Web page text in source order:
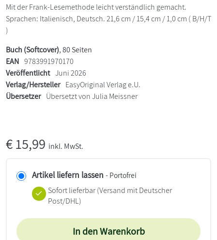
Mit der Frank-Lesemethode leicht verständlich gemacht.
Sprachen: Italienisch, Deutsch. 21,6 cm / 15,4 cm / 1,0 cm ( B/H/T
)
Buch (Softcover), 80 Seiten
EAN 9783991970170
Veröffentlicht Juni 2026
Verlag/Hersteller EasyOriginal Verlag e.U.
Übersetzer Übersetzt von Julia Meissner
€15,99 inkl. MwSt.
Artikel liefern lassen - Portofrei
Sofort lieferbar(Versand mit Deutscher
Post/DHL)
In den Warenkorb